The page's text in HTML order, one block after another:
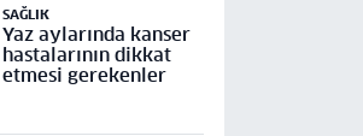
SAĞLIK
Yaz aylarında kanser
hastalarının dikkat
etmesi gerekenler